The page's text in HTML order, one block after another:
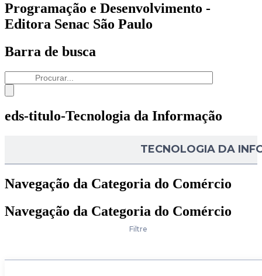
Programação e Desenvolvimento -
Editora Senac São Paulo
Barra de busca
eds-titulo-Tecnologia da Informação
TECNOLOGIA DA
Navegação da Categoria do Comércio
Navegação da Categoria do Comércio
Filtre